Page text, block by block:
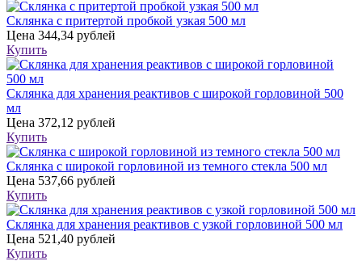
Склянка с притертой пробкой узкая 500 мл
Цена 344,34 рублей
Купить
Склянка для хранения реактивов с широкой горловиной 500
мл
Цена 372,12 рублей
Купить
Склянка с широкой горловиной из темного стекла 500 мл
Цена 537,66 рублей
Купить
Склянка для хранения реактивов с узкой горловиной 500 мл
Цена 521,40 рублей
Купить